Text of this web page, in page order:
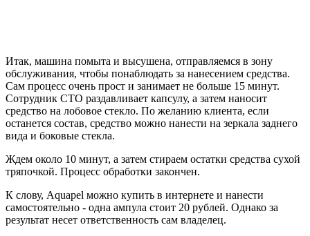
Итак, машина помыта и высушена, отправляемся в зону
обслуживания, чтобы понаблюдать за нанесением средства.
Сам процесс очень прост и занимает не больше 15 минут.
Сотрудник СТО раздавливает капсулу, а затем наносит
средство на лобовое стекло. По желанию клиента, если
останется состав, средство можно нанести на зеркала заднего
вида и боковые стекла.
Ждем около 10 минут, а затем стираем остатки средства сухой
тряпочкой. Процесс обработки закончен.
К слову, Aquapel можно купить в интернете и нанести
самостоятельно - одна ампула стоит 20 рублей. Однако за
результат несет ответственность сам владелец.